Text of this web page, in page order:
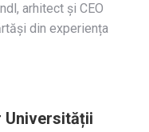
arhitect și CEO
din experiența
Universității